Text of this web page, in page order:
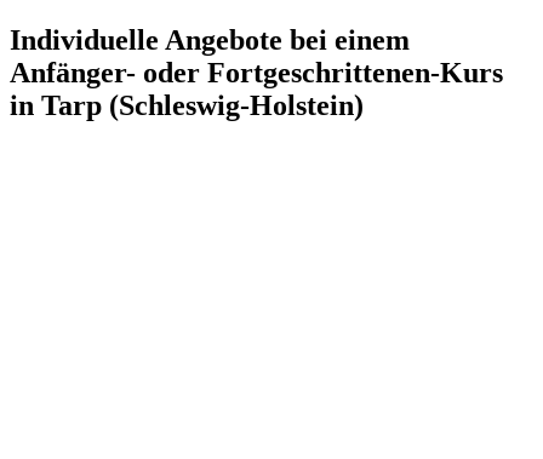
Individuelle Angebote bei einem
Anfänger- oder Fortgeschrittenen-Kurs
in Tarp (Schleswig-Holstein)